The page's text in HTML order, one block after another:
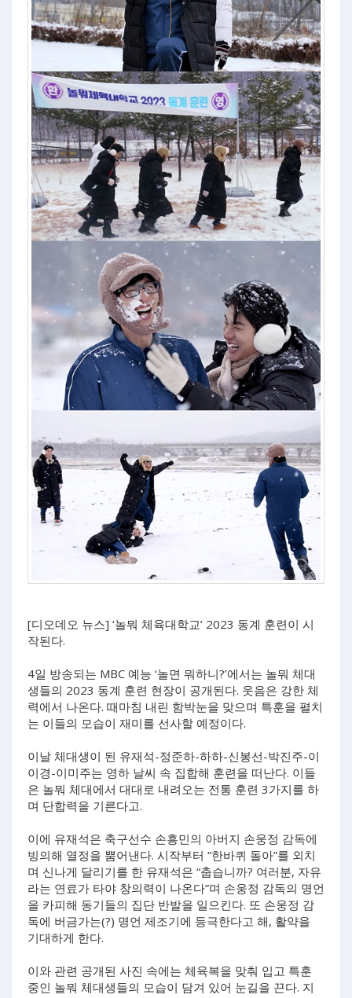
[디오데오 뉴스] ‘놀뭐 체육대학교’ 2023 동계 훈련이 시
작된다.
4일 방송되는 MBC 예능 ‘놀면 뭐하니?’에서는 놀뭐 체대
생들의 2023 동계 훈련 현장이 공개된다. 웃음은 강한 체
력에서 나온다. 때마침 내린 함박눈을 맞으며 특훈을 펼치
는 이들의 모습이 재미를 선사할 예정이다.
이날 체대생이 된 유재석-정준하-하하-신봉선-박진주-이
이경-이미주는 영하 날씨 속 집합해 훈련을 떠난다. 이들
은 놀뭐 체대에서 대대로 내려오는 전통 훈련 3가지를 하
며 단합력을 기른다고.
이에 유재석은 축구선수 손흥민의 아버지 손웅정 감독에
빙의해 열정을 뿜어낸다. 시작부터 “한바퀴 돌아”를 외치
며 신나게 달리기를 한 유재석은 “춥습니까? 여러분, 자유
라는 연료가 타야 창의력이 나온다”며 손웅정 감독의 명언
을 카피해 동기들의 집단 반발을 일으킨다. 또 손웅정 감
독에 버금가는(?) 명언 제조기에 등극한다고 해, 활약을
기대하게 한다.
이와 관련 공개된 사진 속에는 체육복을 맞춰 입고 특훈
중인 놀뭐 체대생들의 모습이 담겨 있어 눈길을 끈다. 지